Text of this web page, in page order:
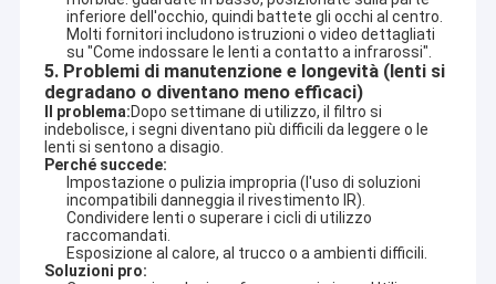
inferiore dell'occhio, quindi battete gli occhi al centro.
Molti fornitori includono istruzioni o video dettagliati
su "Come indossare le lenti a contatto a infrarossi".
5. Problemi di manutenzione e longevità (lenti si
degradano o diventano meno efficaci)
Il problema:Dopo settimane di utilizzo, il filtro si
indebolisce, i segni diventano più difficili da leggere o le
lenti si sentono a disagio.
Perché succede:
Impostazione o pulizia impropria (l'uso di soluzioni
incompatibili danneggia il rivestimento IR).
Condividere lenti o superare i cicli di utilizzo
raccomandati.
Esposizione al calore, al trucco o a ambienti difficili.
Soluzioni pro: